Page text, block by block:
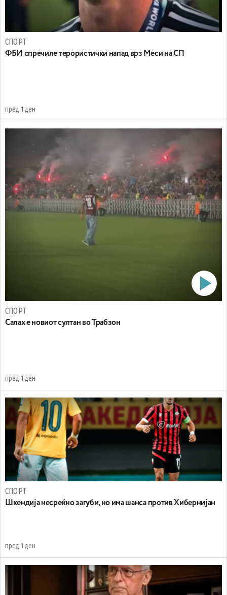
СПОРТ
ФБИ спречиле терористички напад врз Меси на СП
пред 1 ден
СПОРТ
Салах е новиот султан во Трабзон
пред 1 ден
СПОРТ
Шкендија несреќно загуби, но има шанса против Хибернијан
пред 1 ден